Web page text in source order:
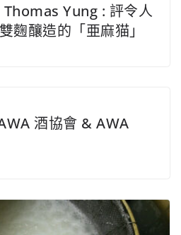
Thomas Yung : 評令人
麴釀造的「亜麻猫」
酒協會 & AWA